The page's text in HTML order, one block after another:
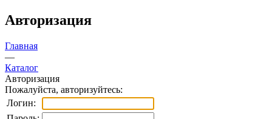
Авторизация
Главная
—
Каталог
Авторизация
Пожалуйста, авторизуйтесь:
Логин: